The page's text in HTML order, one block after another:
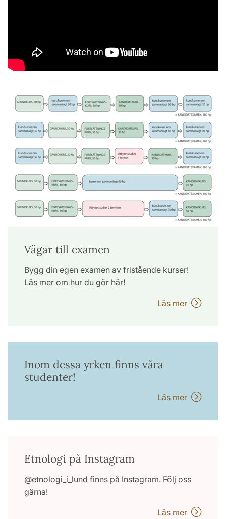
Vägar till examen
Bygg din egen examen av fristående kurser!
Läs mer om hur du gör här!
Läs mer
Inom dessa yrken finns våra
studenter!
Läs mer
Etnologi på Instagram
@etnologi_i_lund finns på Instagram. Följ oss
gärna!
Läs mer